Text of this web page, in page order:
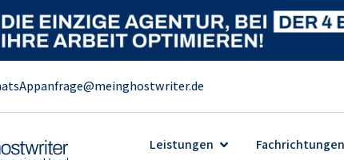
anfrage@meinghostwriter.de
Leistungen Fachrichtungen